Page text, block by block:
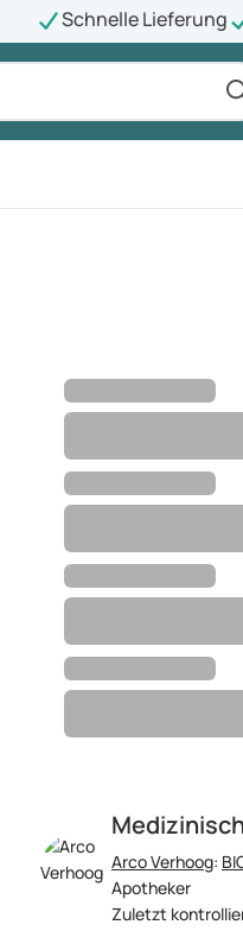
Schnelle Lieferung
Arco Verhoog:
Apotheker
Zuletzt